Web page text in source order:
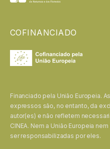
COFINANCIADO
Financiado pela União Europeia.
expressos são, no entanto, da
autor(es) e não refletem
CINEA. Nem a União Europeia
ser responsabilizadas por eles.